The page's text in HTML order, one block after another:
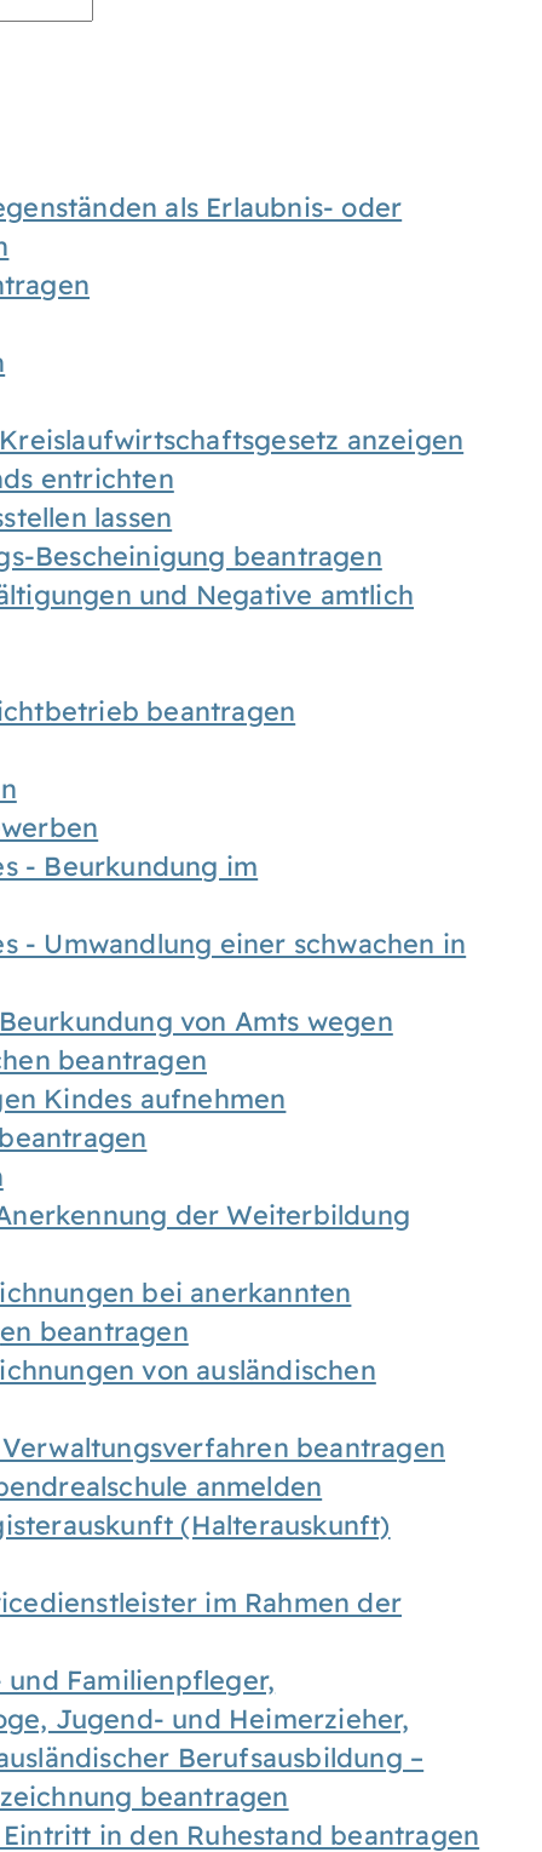
als Erlaubnis- oder
anzeigen
entrichten
lassen
Bescheinigung beantragen
und Negative amtlich
beantragen
- Beurkundung im
- Umwandlung einer schwachen in
von Amts wegen
beantragen
Kindes aufnehmen
der Weiterbildung
bei anerkannten
beantragen
von ausländischen
beantragen
anmelden
(Halterauskunft)
im Rahmen der
Familienpfleger,
Jugend- und Heimerzieher,
Berufsausbildung –
beantragen
in den Ruhestand beantragen